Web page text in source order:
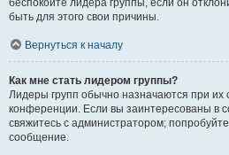
беспокойте лидера группы, если он
быть для этого свои причины.
Вернуться к началу
Как мне стать лидером группы?
Лидеры групп обычно назначаются при их
конференции. Если вы заинтересованы в
свяжитесь с администратором;
сообщение.